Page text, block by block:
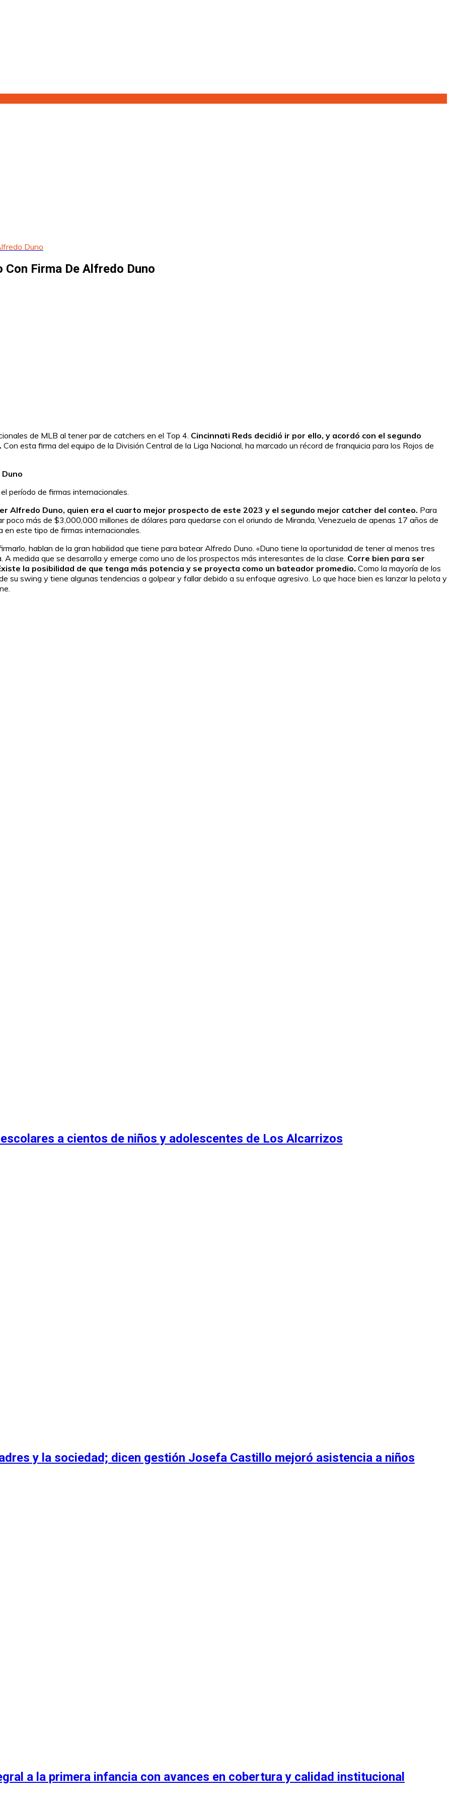
Duno
Firma De Alfredo Duno
de MLB al tener par de catchers en el Top 4. Cincinnati Reds decidió ir por ello, y acordó con el segundo
Con esta firma del equipo de la División Central de la Liga Nacional, ha marcado un récord de franquicia para los Rojos de
período de firmas internacionales.
Alfredo Duno, quien era el cuarto mejor prospecto de este 2023 y el segundo mejor catcher del conteo. Para
poco más de $3,000,000 millones de dólares para quedarse con el oriundo de Miranda, Venezuela de apenas 17 años de
en este tipo de firmas internacionales.
hablan de la gran habilidad que tiene para batear Alfredo Duno. «Duno tiene la oportunidad de tener al menos tres
medida que se desarrolla y emerge como uno de los prospectos más interesantes de la clase. Corre bien para ser
la posibilidad de que tenga más potencia y se proyecta como un bateador promedio. Como la mayoría de los
su swing y tiene algunas tendencias a golpear y fallar debido a su enfoque agresivo. Lo que hace bien es lanzar la pelota y
a cientos de niños y adolescentes de Los Alcarrizos
y la sociedad; dicen gestión Josefa Castillo mejoró asistencia a niños
a la primera infancia con avances en cobertura y calidad institucional